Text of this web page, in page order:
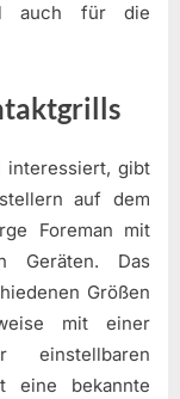
auch für die
interessiert, gibt
auf dem
Foreman mit
Geräten. Das
Größen
mit einer
einstellbaren
eine bekannte